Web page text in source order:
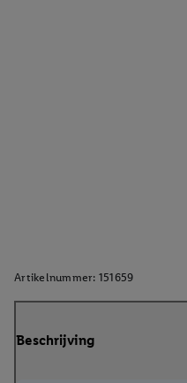
Artikelnummer: 151659
Beschrijving